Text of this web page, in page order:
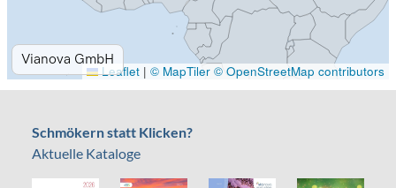
Schmökern statt Klicken?
Aktuelle Kataloge